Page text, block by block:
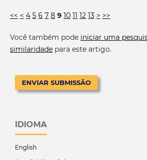
<< < 4 5 6 7 8 9 10 11 12 13 > >>
Você também pode iniciar uma
similaridadepara este artigo.
ENVIAR SUBMISSÃO
IDIOMA
English